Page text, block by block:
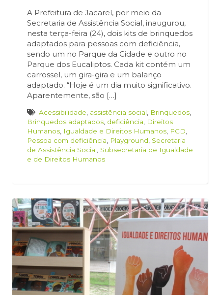
A Prefeitura de Jacareí, por meio da
Secretaria de Assistência Social, inaugurou,
nesta terça-feira (24), dois kits de brinquedos
adaptados para pessoas com deficiência,
sendo um no Parque da Cidade e outro no
Parque dos Eucaliptos. Cada kit contém um
carrossel, um gira-gira e um balanço
adaptado. “Hoje é um dia muito significativo.
Aparentemente, são […]
Acessibilidade assistência social Brinquedos
Brinquedos adaptados deficiência
Direitos
Humanos Igualdade e Direitos Humanos PCD
Pessoa com deficiência
Playground Secretaria
de Assistência Social Subsecretaria de Igualdade
e de Direitos Humanos